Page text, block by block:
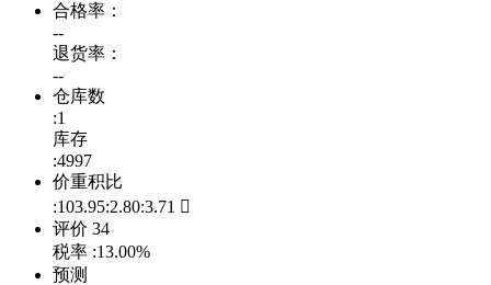
合格率：
--
退货率：
--
仓库数
:1
库存
:4997
价重积比
:103.95:2.80:3.71 
评价 34
税率 :13.00%
预测